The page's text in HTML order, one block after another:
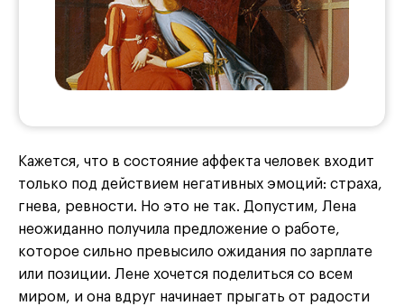
Кажется, что в состояние аффекта человек входит
только под действием негативных эмоций: страха,
гнева, ревности. Но это не так. Допустим, Лена
неожиданно получила предложение о работе,
которое сильно превысило ожидания по зарплате
или позиции. Лене хочется поделиться со всем
миром, и она вдруг начинает прыгать от радости